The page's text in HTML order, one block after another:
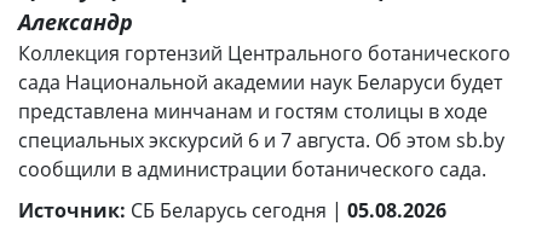
Александр
Коллекция гортензий Центрального ботанического
сада Национальной академии наук Беларуси будет
представлена минчанам и гостям столицы в ходе
специальных экскурсий 6 и 7 августа. Об этом sb.by
сообщили в администрации ботанического сада.
Источник: СБ Беларусь сегодня | 05.08.2026